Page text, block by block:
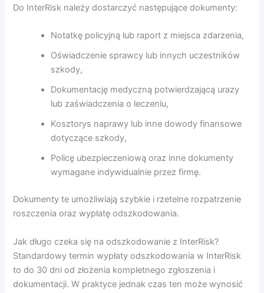
Do InterRisk należy dostarczyć następujące dokumenty:
Notatkę policyjną lub raport z miejsca zdarzenia,
Oświadczenie sprawcy lub innych uczestników
szkody,
Dokumentację medyczną potwierdzającą urazy
lub zaświadczenia o leczeniu,
Kosztorys naprawy lub inne dowody finansowe
dotyczące szkody,
Policę ubezpieczeniową oraz inne dokumenty
wymagane indywidualnie przez firmę.
Dokumenty te umożliwiają szybkie i rzetelne rozpatrzenie
roszczenia oraz wypłatę odszkodowania.
Jak długo czeka się na odszkodowanie z InterRisk?
Standardowy termin wypłaty odszkodowania w InterRisk
to do 30 dni od złożenia kompletnego zgłoszenia i
dokumentacji. W praktyce jednak czas ten może wynosić